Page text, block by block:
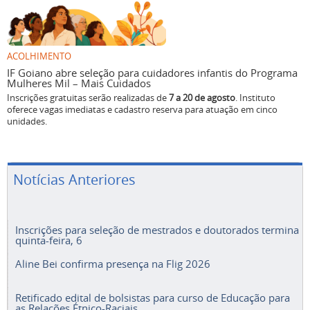
ACOLHIMENTO
IF Goiano abre seleção para cuidadores infantis do Programa
Mulheres Mil – Mais Cuidados
Inscrições gratuitas serão realizadas de7 a 20 de agosto. Instituto
oferece vagas imediatas e cadastro reserva para atuação em cinco
unidades.
Notícias Anteriores
Inscrições para seleção de mestrados e doutorados termina
quinta-feira, 6
Aline Bei confirma presença na Flig 2026
Retificado edital de bolsistas para curso de Educação para